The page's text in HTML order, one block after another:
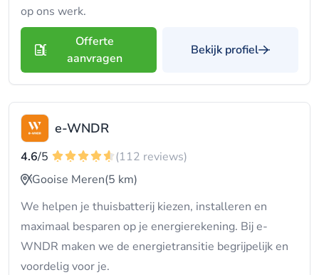
op ons werk.
Offerte
aanvragen
Bekijk profiel
e-WNDR
4.6/5
(112 reviews)
Gooise Meren(5 km)
We helpen je thuisbatterij kiezen, installeren en
maximaal besparen op je energierekening. Bij e-
WNDR maken we de energietransitie begrijpelijk en
voordelig voor je.